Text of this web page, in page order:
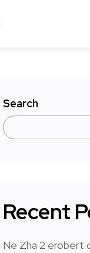
Search
Recent
Ne Zha 2 erobert